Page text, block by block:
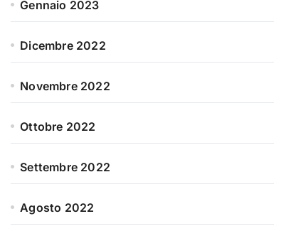
Gennaio 2023
Dicembre 2022
Novembre 2022
Ottobre 2022
Settembre 2022
Agosto 2022